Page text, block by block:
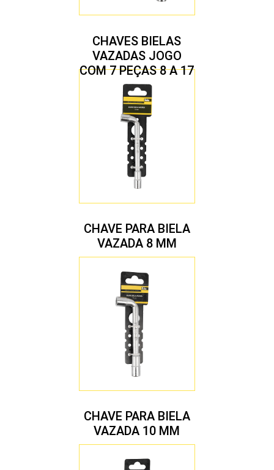
CHAVES BIELAS
VAZADAS JOGO
COM 7 PEÇAS 8 A 17
MM
CHAVE PARA BIELA
VAZADA 8 MM
CHAVE PARA BIELA
VAZADA 10 MM